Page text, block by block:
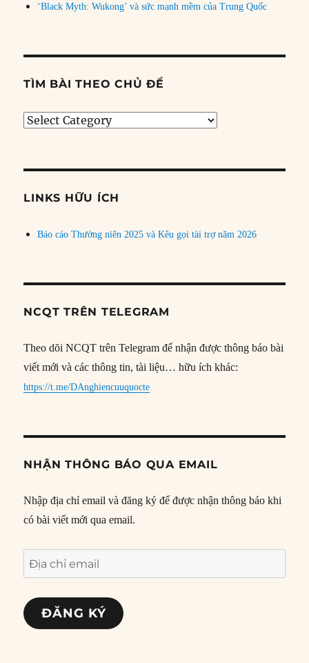
‘Black Myth: Wukong’ và sức mạnh mềm của Trung Quốc
TÌM BÀI THEO CHỦ ĐỀ
Tìm
đề
LINKS HỮU ÍCH
Báo cáo Thường niên 2025 và Kêu gọi tài trợ năm 2026
NCQT TRÊN TELEGRAM
Theo dõi NCQT trên Telegram để nhận được thông báo bài
viết mới và các thông tin, tài liệu… hữu ích khác:
https://t.me/DAnghiencuuquocte
NHẬN THÔNG BÁO QUA EMAIL
Nhập địa chỉ email và đăng ký để được nhận thông báo khi
có bài viết mới qua email.
Địa
chỉ
email
ĐĂNG KÝ